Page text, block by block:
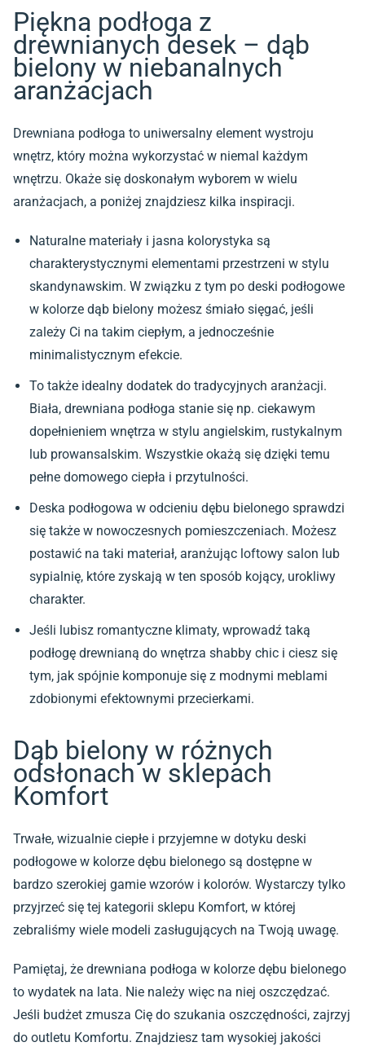
Piękna podłoga z
drewnianych desek – dąb
bielony w niebanalnych
aranżacjach
Drewniana podłoga to uniwersalny element wystroju
wnętrz, który można wykorzystać w niemal każdym
wnętrzu. Okaże się doskonałym wyborem w wielu
aranżacjach, a poniżej znajdziesz kilka inspiracji.
Naturalne materiały i jasna kolorystyka są
charakterystycznymi elementami przestrzeni w stylu
skandynawskim. W związku z tym po deski podłogowe
w kolorze dąb bielony możesz śmiało sięgać, jeśli
zależy Ci na takim ciepłym, a jednocześnie
minimalistycznym efekcie.
To także idealny dodatek do tradycyjnych aranżacji.
Biała, drewniana podłoga stanie się np. ciekawym
dopełnieniem wnętrza w stylu angielskim, rustykalnym
lub prowansalskim. Wszystkie okażą się dzięki temu
pełne domowego ciepła i przytulności.
Deska podłogowa w odcieniu dębu bielonego sprawdzi
się także w nowoczesnych pomieszczeniach. Możesz
postawić na taki materiał, aranżując loftowy salon lub
sypialnię, które zyskają w ten sposób kojący, urokliwy
charakter.
Jeśli lubisz romantyczne klimaty, wprowadź taką
podłogę drewnianą do wnętrza shabby chic i ciesz się
tym, jak spójnie komponuje się z modnymi meblami
zdobionymi efektownymi przecierkami.
Dąb bielony w różnych
odsłonach w sklepach
Komfort
Trwałe, wizualnie ciepłe i przyjemne w dotyku deski
podłogowe w kolorze dębu bielonego są dostępne w
bardzo szerokiej gamie wzorów i kolorów. Wystarczy tylko
przyjrzeć się tej kategorii sklepu Komfort, w której
zebraliśmy wiele modeli zasługujących na Twoją uwagę.
Pamiętaj, że drewniana podłoga w kolorze dębu bielonego
to wydatek na lata. Nie należy więc na niej oszczędzać.
Jeśli budżet zmusza Cię do szukania oszczędności, zajrzyj
do outletu Komfortu. Znajdziesz tam wysokiej jakości